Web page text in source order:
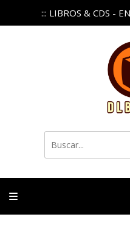
::: LIBROS & CDS -